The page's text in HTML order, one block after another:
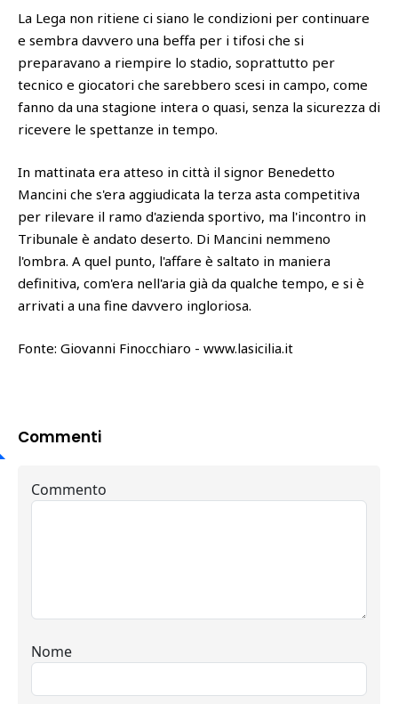
La Lega non ritiene ci siano le condizioni per continuare
e sembra davvero una beffa per i tifosi che si
preparavano a riempire lo stadio, soprattutto per
tecnico e giocatori che sarebbero scesi in campo, come
fanno da una stagione intera o quasi, senza la sicurezza di
ricevere le spettanze in tempo.
In mattinata era atteso in città il signor Benedetto
Mancini che s'era aggiudicata la terza asta competitiva
per rilevare il ramo d'azienda sportivo, ma l'incontro in
Tribunale è andato deserto. Di Mancini nemmeno
l'ombra. A quel punto, l'affare è saltato in maniera
definitiva, com'era nell'aria già da qualche tempo, e si è
arrivati a una fine davvero ingloriosa.
Fonte: Giovanni Finocchiaro - www.lasicilia.it
Commenti